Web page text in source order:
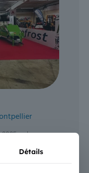
salon
spécialisées —
Détails